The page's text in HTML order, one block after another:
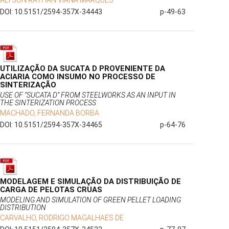
DOI: 10.5151/2594-357X-34443
p-49-63
UTILIZAÇÃO DA SUCATA D PROVENIENTE DA
ACIARIA COMO INSUMO NO PROCESSO DE
SINTERIZAÇÃO
USE OF “SUCATA D” FROM STEELWORKS AS AN INPUT IN
THE SINTERIZATION PROCESS
MACHADO, FERNANDA BORBA
DOI: 10.5151/2594-357X-34465
p-64-76
MODELAGEM E SIMULAÇÃO DA DISTRIBUIÇÃO DE
CARGA DE PELOTAS CRUAS
MODELING AND SIMULATION OF GREEN PELLET LOADING
DISTRIBUTION
CARVALHO, RODRIGO MAGALHAES DE